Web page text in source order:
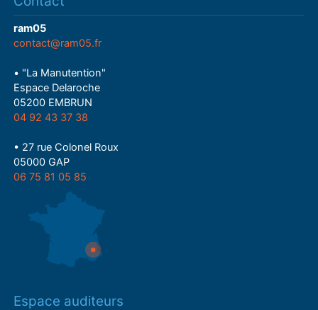
ram05
contact@ram05.fr
• "La Manutention"
Espace Delaroche
05200 EMBRUN
04 92 43 37 38
• 27 rue Colonel Roux
05000 GAP
06 75 81 05 85
Espace auditeurs